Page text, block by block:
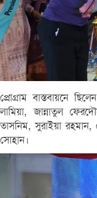
প্রোগ্রাম বাস্তবায়নে
লামিয়া, জান্নাতুল
তাসনিম, সুরাইয়া রহমান,
সোহান।